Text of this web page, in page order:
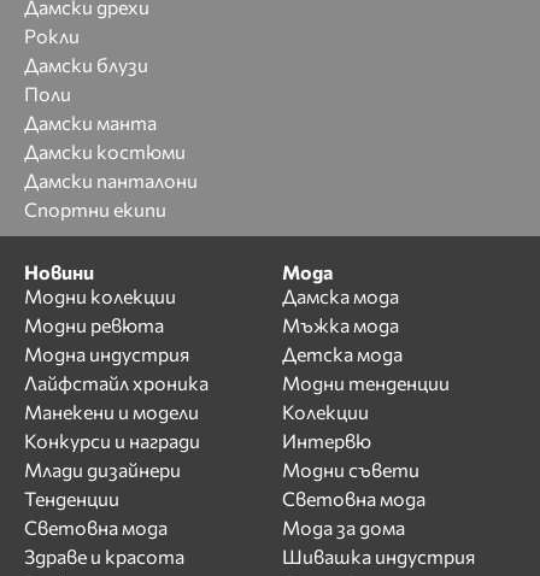
Дамски дрехи
Рокли
Дамски блузи
Поли
Дамски манта
Дамски костюми
Дамски панталони
Спортни екипи
Новини
Модни колекции
Модни ревюта
Модна индустрия
Лайфстайл хроника
Манекени и модели
Конкурси и награди
Млади дизайнери
Тенденции
Световна мода
Здраве и красота
Мода
Дамска мода
Мъжка мода
Детска мода
Модни тенденции
Колекции
Интервю
Модни съвети
Световна мода
Мода за дома
Шивашка индустрия